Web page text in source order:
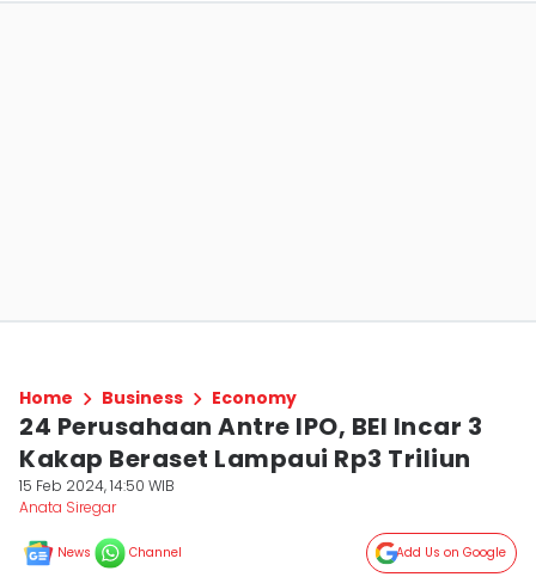
Home Business Economy
24 Perusahaan Antre IPO, BEI Incar 3
Kakap Beraset Lampaui Rp3 Triliun
15 Feb 2024, 14:50 WIB
Anata Siregar
News Channel Add Us on Google